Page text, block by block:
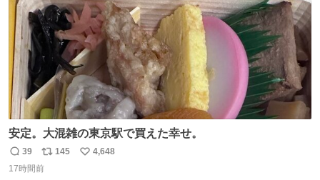
安定。大混雑の東京駅で買えた幸せ。
返
信
39
リ
ポ
145
い
4,648
17時間前